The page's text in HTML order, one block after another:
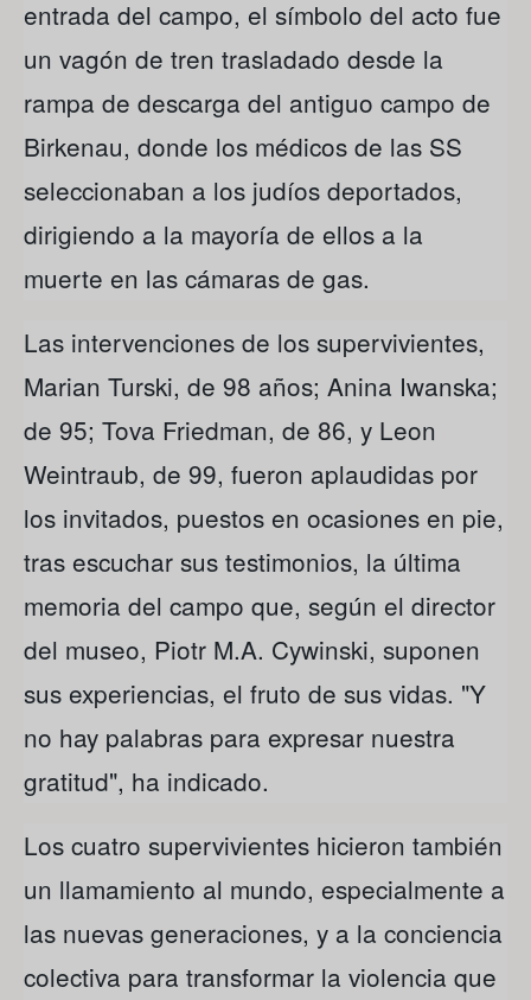
entrada del campo, el símbolo del acto fue
un vagón de tren trasladado desde la
rampa de descarga del antiguo campo de
Birkenau, donde los médicos de las SS
seleccionaban a los judíos deportados,
dirigiendo a la mayoría de ellos a la
muerte en las cámaras de gas.
Las intervenciones de los supervivientes,
Marian Turski, de 98 años; Anina Iwanska;
de 95; Tova Friedman, de 86, y Leon
Weintraub, de 99, fueron aplaudidas por
los invitados, puestos en ocasiones en pie,
tras escuchar sus testimonios, la última
memoria del campo que, según el director
del museo, Piotr M.A. Cywinski, suponen
sus experiencias, el fruto de sus vidas. "Y
no hay palabras para expresar nuestra
gratitud", ha indicado.
Los cuatro supervivientes hicieron también
un llamamiento al mundo, especialmente a
las nuevas generaciones, y a la conciencia
colectiva para transformar la violencia que